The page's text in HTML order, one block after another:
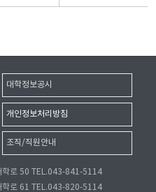
대학정보공시
개인정보처리방침
조직/직원안내
학로 50 TEL.043-841-5114
학로 61 TEL.043-820-5114